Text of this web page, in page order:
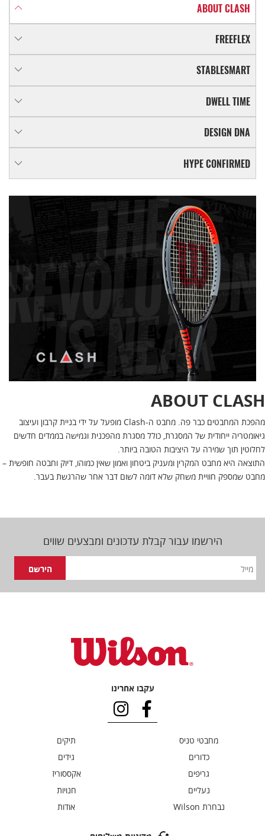
ABOUT CLASH
FREEFLEX
STABLESMART
DWELL TIME
DESIGN DNA
HYPE CONFIRMED
ABOUT CLASH
מהפכת המחבטים כבר פה. מחבט ה-Clash מופעל על ידי בניית קרבון ועיצוב
גיאומטריה ייחודית של המסגרת, כולל מסגרת מהפכנית וגמישה בממדים חדשים
לחלוטין תוך שמירה על היציבות הטובה ביותר.
התוצאה היא מחבט המקרין ומעניק ביטחון ואמון שאין כמוהו, דיוק וחבטה חופשית –
מחבט שמספק חוויית משחק שלא דומה לשום דבר אחר שהרגשת בעבר.
הירשמו עבור קבלת עדכונים ומבצעים שווים
עקבו אחרינו
מחבטי טניס
תיקים
כדורים
גידים
גריפים
אקססוריז
נעליים
חנויות
נבחרת Wilson
אודות